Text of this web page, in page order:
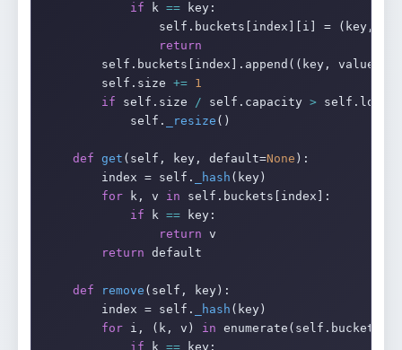
if k == key:
self.buckets[index][i] = (key,
return
        self.buckets[index].append((key, value))
        self.size
+= 1
if self.size / self.capacity >
            self.
_resize ()
def get (self, key, default=None ):
        index = self.
_hash (key)
for k, v in self.buckets[index]:
if k == key:
return v
return default
def remove (self, key):
        index = self.
_hash (key)
for i, (k, v) in
if k == key: